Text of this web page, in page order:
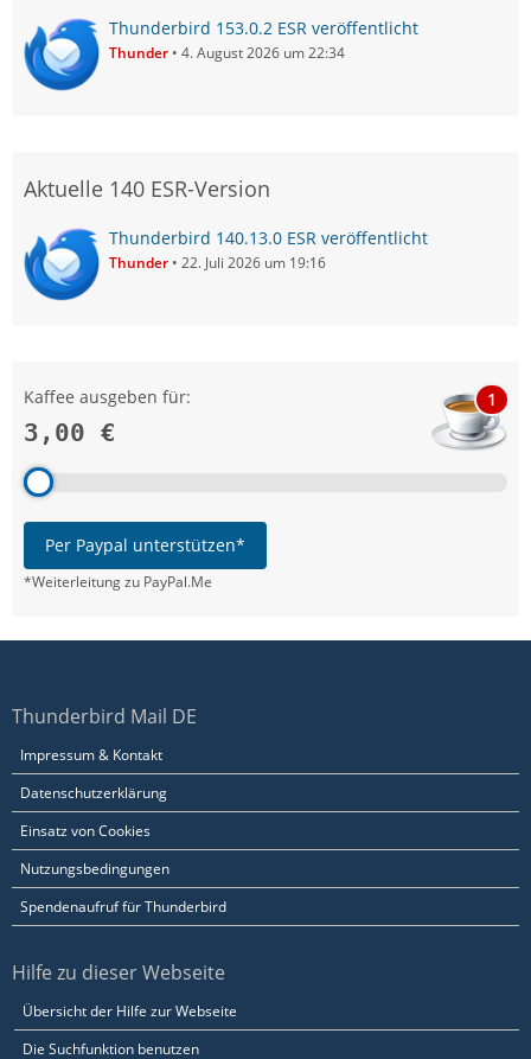
Thunderbird 153.0.2 ESR veröffentlicht
Thunder 4. August 2026 um 22:34
Aktuelle 140 ESR-Version
Thunderbird 140.13.0 ESR veröffentlicht
Thunder 22. Juli 2026 um 19:16
Kaffee ausgeben für:
3,00 €
1
Per Paypal unterstützen*
*Weiterleitung zu PayPal.Me
Thunderbird Mail DE
Impressum & Kontakt
Datenschutzerklärung
Einsatz von Cookies
Nutzungsbedingungen
Spendenaufruf für Thunderbird
Hilfe zu dieser Webseite
Übersicht der Hilfe zur Webseite
Die Suchfunktion benutzen